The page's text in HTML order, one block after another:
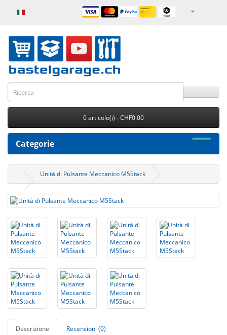
0 articolo(i) - CHF0.00
Categorie
Unità di Pulsante Meccanico M5Stack
Descrizione Recensioni (0)